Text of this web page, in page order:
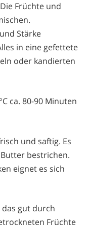
Früchte und
Stärke
in eine gefettete
oder kandierten
ca. 80-90 Minuten
und saftig. Es
bestrichen.
eignet es sich
gut durch
Früchte